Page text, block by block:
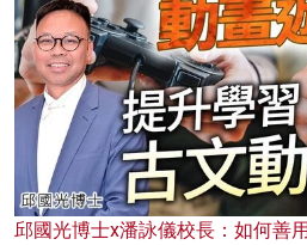
邱國光博士x潘詠儀校長：如何善